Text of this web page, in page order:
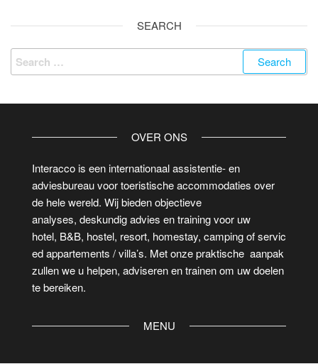
SEARCH
OVER ONS
Interacco is een internationaal assistentie- en
adviesbureau voor toeristische accommodaties over
de hele wereld. Wij bieden objectieve
analyses, deskundig advies en training voor uw
hotel, B&B, hostel, resort, homestay, camping of servic
ed appartements / villa’s. Met onze praktische aanpak
zullen we u helpen, adviseren en trainen om uw doelen
te bereiken.
MENU